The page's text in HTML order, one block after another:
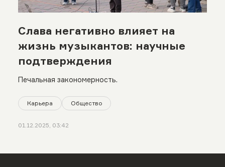
Слава негативно влияет на
жизнь музыкантов: научные
подтверждения
Печальная закономерность.
Карьера Общество
01.12.2025, 03:42